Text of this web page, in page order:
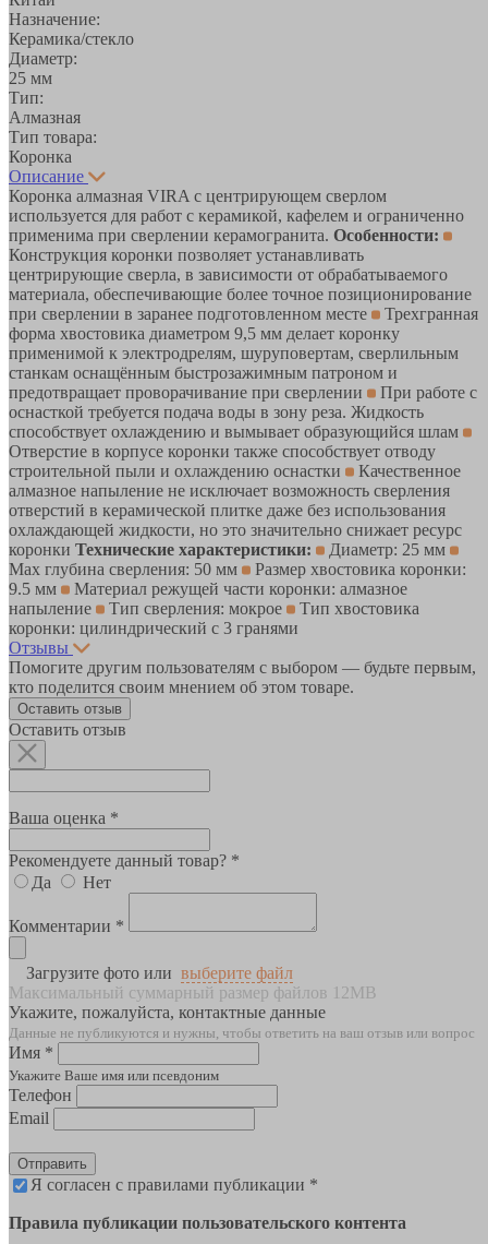
Назначение:
Керамика/стекло
Диаметр:
25 мм
Тип:
Алмазная
Тип товара:
Коронка
Описание
Коронка алмазная VIRA c центрирующем сверлом
используется для работ с керамикой, кафелем и ограниченно
применима при сверлении керамогранита. Особенности:
Конструкция коронки позволяет устанавливать
центрирующие сверла, в зависимости от обрабатываемого
материала, обеспечивающие более точное позиционирование
при сверлении в заранее подготовленном месте
Трехгранная
форма хвостовика диаметром 9,5 мм делает коронку
применимой к электродрелям, шуруповертам, сверлильным
станкам оснащённым быстрозажимным патроном и
предотвращает проворачивание при сверлении
При работе с
оснасткой требуется подача воды в зону реза. Жидкость
способствует охлаждению и вымывает образующийся шлам
Отверстие в корпусе коронки также способствует отводу
строительной пыли и охлаждению оснастки
Качественное
алмазное напыление не исключает возможность сверления
отверстий в керамической плитке даже без использования
охлаждающей жидкости, но это значительно снижает ресурс
коронки Технические характеристики:
Диаметр: 25 мм
Max глубина сверления: 50 мм
Размер хвостовика коронки:
9.5 мм
Материал режущей части коронки: алмазное
напыление
Тип сверления: мокрое
Тип хвостовика
коронки: цилиндрический с 3 гранями
Отзывы
Помогите другим пользователям с выбором — будьте первым,
кто поделится своим мнением об этом товаре.
Оставить отзыв
Оставить отзыв
Ваша оценка *
Рекомендуете данный товар? *
Да
Нет
Комментарии *
Загрузите фото или выберите файл
Максимальный суммарный размер файлов 12MB
Укажите, пожалуйста, контактные данные
Данные не публикуются и нужны, чтобы ответить на ваш отзыв или вопрос
Имя *
Укажите Ваше имя или псевдоним
Телефон
Email
Отправить
Я согласен с правилами публикации *
Правила публикации пользовательского контента